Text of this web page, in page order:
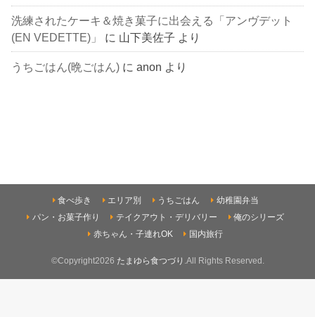
洗練されたケーキ＆焼き菓子に出会える「アンヴデット
(EN VEDETTE)」
に 山下美佐子 より
うちごはん(晩ごはん) にanon より
食べ歩き エリア別 うちごはん
幼稚園弁当
パン・お菓子作り
テイクアウト・デリバリー
俺のシリーズ
赤ちゃん・子連れOK
国内旅行
©Copyright2026 たまゆら食つづり .All Rights Reserved.